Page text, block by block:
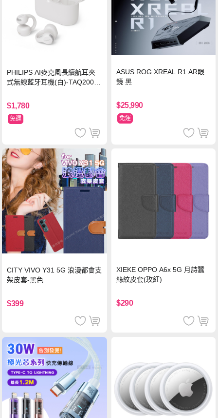
PHILIPS AI麥克風長續航耳夾
式無線藍牙耳機(白)-TAQ2000
$1,780
免運
ASUS ROG XREAL R1 AR眼
鏡 黑
$25,990
免運
CITY VIVO Y31 5G 浪漫都會支
架皮套-黑色
$399
XIEKE OPPO A6x 5G 月詩蠶
絲紋皮套(玫紅)
$290